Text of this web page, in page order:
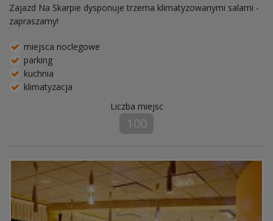
Zajazd Na Skarpie dysponuje trzema klimatyzowanymi salami -
zapraszamy!
miejsca noclegowe
parking
kuchnia
klimatyzacja
Liczba miejsc
100